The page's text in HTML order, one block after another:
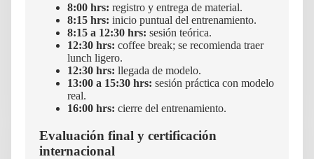
8:00 hrs: registro y entrega de material.
8:15 hrs: inicio puntual del entrenamiento.
8:15 a 12:30 hrs: sesión teórica.
12:30 hrs: coffee break; se recomienda traer
lunch ligero.
12:30 hrs: llegada de modelo.
13:00 a 15:30 hrs: sesión práctica con modelo
real.
16:00 hrs: cierre del entrenamiento.
Evaluación final y certificación
internacional